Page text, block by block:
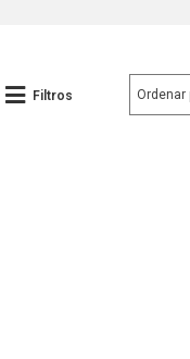
Filtros